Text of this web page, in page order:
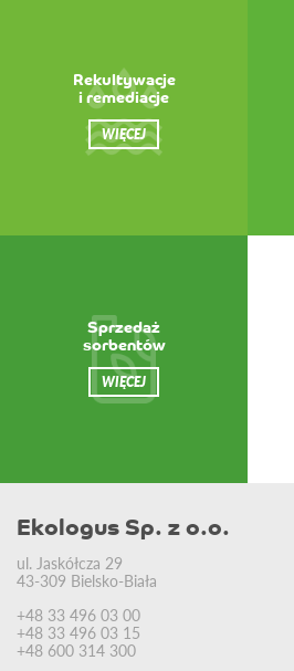
Rekultywacje
i remediacje
WIĘCEJ
Sprzedaż
sorbentów
WIĘCEJ
Ekologus Sp. z o.o.
ul. Jaskółcza 29
43-309 Bielsko-Biała
+48 33 496 03 00
+48 33 496 03 15
+48 600 314 300